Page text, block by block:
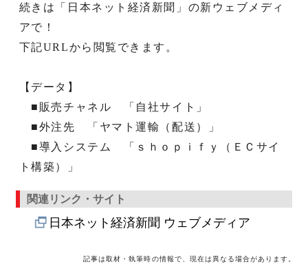
続きは「日本ネット経済新聞」の新ウェブメディ
アで！
下記URLから閲覧できます。
【データ】
■販売チャネル 「自社サイト」
■外注先 「ヤマト運輸（配送）」
■導入システム 「ｓｈｏｐｉｆｙ（ＥＣサイ
ト構築）」
関連リンク・サイト
日本ネット経済新聞 ウェブメディア
記事は取材・執筆時の情報で、現在は異なる場合があります。